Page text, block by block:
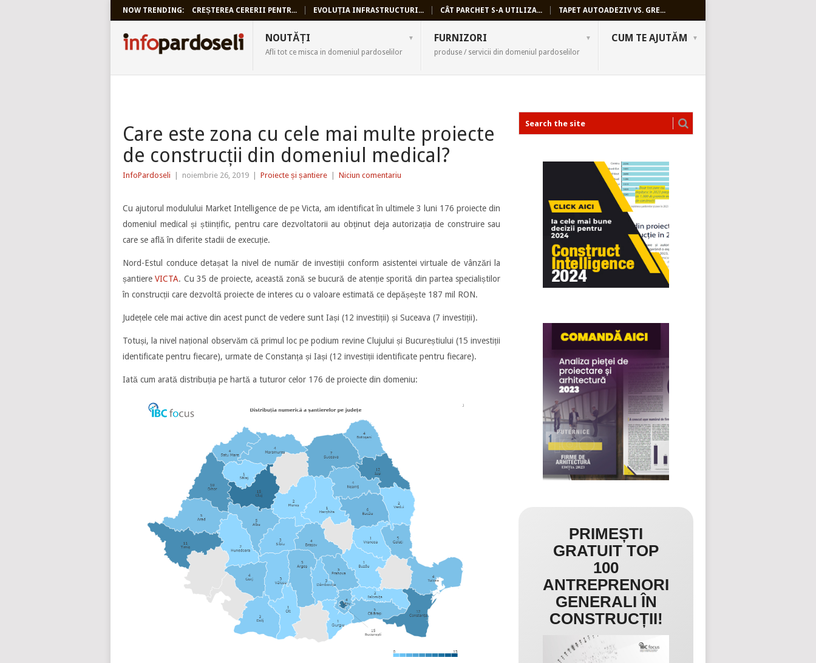
NOW TRENDING: CREȘTEREA CERERII PENTR... EVOLUȚIA INFRASTRUCTURI... CÂT PARCHET S-A UTILIZA... TAPET AUTOADEZIV VS. GRE...
INFOPARDOSELI
NOUTĂȚI
Afli tot ce misca in domeniul pardoselilor
FURNIZORI
produse / servicii din domeniul pardoselilor
CUM TE AJUTĂM
Care este zona cu cele mai multe proiecte
de construcții din domeniul medical?
InfoPardoseli noiembrie 26, 2019 Proiecte și șantiere Niciun comentariu
Cu ajutorul modulului Market Intelligence de pe Victa, am identificat în ultimele 3 luni 176 proiecte din
domeniul medical și științific, pentru care dezvoltatorii au obținut deja autorizația de construire sau
care se află în diferite stadii de execuție.
Nord-Estul conduce detașat la nivel de număr de investiții conform asistentei virtuale de vânzări la
șantiereVICTA. Cu 35 de proiecte, această zonă se bucură de atenție sporită din partea specialiștilor
în construcții care dezvoltă proiecte de interes cu o valoare estimată ce depășește 187 mil RON.
Județele cele mai active din acest punct de vedere sunt Iași (12 investiții) și Suceava (7 investiții).
Totuși, la nivel național observăm că primul loc pe podium revine Clujului și Bucureștiului (15 investiții
identificate pentru fiecare), urmate de Constanța și Iași (12 investiții identificate pentru fiecare).
Iată cum arată distribuția pe hartă a tuturor celor 176 de proiecte din domeniu:
PRIMEȘTI
GRATUIT TOP
100
ANTREPRENORI
GENERALI ÎN
CONSTRUCȚII!